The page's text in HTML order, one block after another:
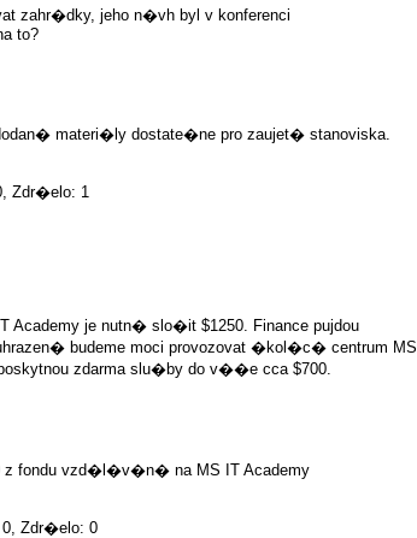
zahr�dky, jeho n�vh byl v konferenci
to?
materi�ly dostate�ne pro zaujet� stanoviska.
Zdr�elo: 1
Academy je nutn� slo�it $1250. Finance pujdou
budeme moci provozovat �kol�c� centrum MS.
zdarma slu�by do v��e cca $700.
fondu vzd�l�v�n� na MS IT Academy
Zdr�elo: 0